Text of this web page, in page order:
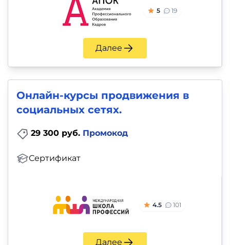
5 19
Далее
Онлайн-курсы продвижения в
социальных сетях.
29 300 руб. Промокод
Сертификат
4.5 101
Далее